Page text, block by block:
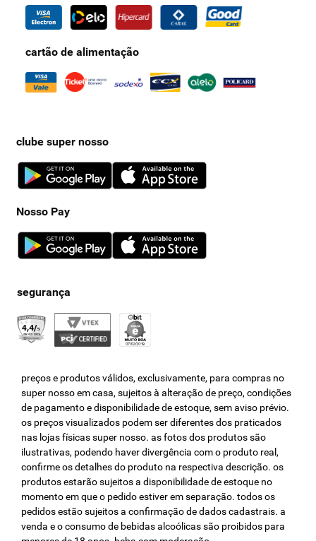
cartão de alimentação
clube super nosso
Nosso Pay
preços e produtos válidos, exclusivamente, para compras no
super nosso em casa, sujeitos à alteração de preço, condições
de pagamento e disponibilidade de estoque, sem aviso prévio.
os preços visualizados podem ser diferentes dos praticados
nas lojas físicas super nosso. as fotos dos produtos são
ilustrativas, podendo haver divergência com o produto real,
confirme os detalhes do produto na respectiva descrição. os
produtos estarão sujeitos a disponibilidade de estoque no
momento em que o pedido estiver em separação. todos os
pedidos estão sujeitos a confirmação de dados cadastrais. a
venda e o consumo de bebidas alcoólicas são proibidos para